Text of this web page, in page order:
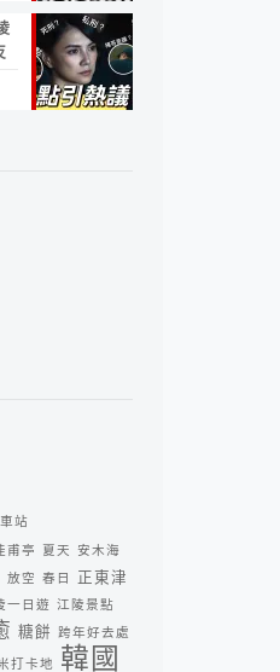
站
甫亭 夏天 安木海
放空 春日
正東津
一日遊 江陵景點
糖餅 跨年好去處
打卡地
韓國